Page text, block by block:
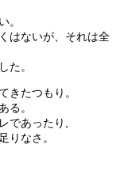
。
はないが、それは全
た。
きたつもり。
る。
であったり,
りなさ。